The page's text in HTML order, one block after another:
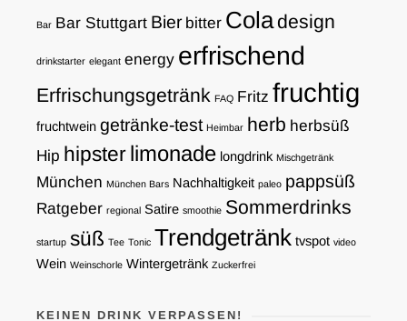
Bar Bar Stuttgart Bier bitter Coladesign
drinkstarter elegant energy erfrischend
Erfrischungsgetränk FAQ Fritz fruchtig
fruchtwein getränke-test Heimbar herb herbsüß
Hip hipsterlimonade longdrink Mischgetränk
München München Bars Nachhaltigkeit paleo pappsüß
Ratgeber regional Satire smoothie Sommerdrinks
startup süß Tee Tonic Trendgetränk tvspot video
Wein Weinschorle Wintergetränk Zuckerfrei
KEINEN DRINK VERPASSEN!